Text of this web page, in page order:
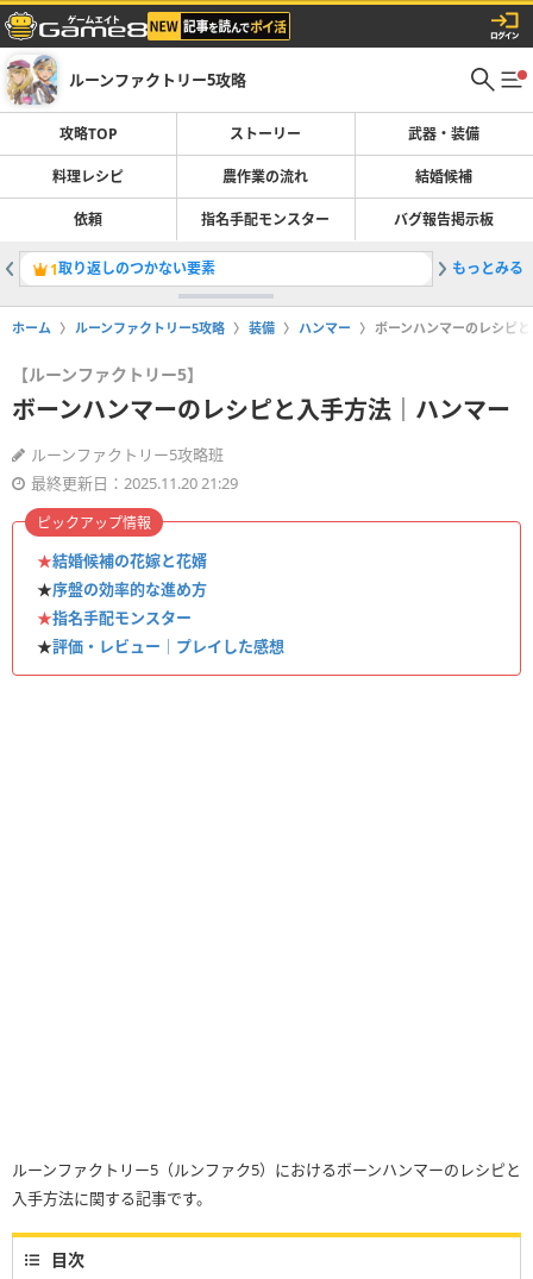
ルーンファクトリー5攻略
攻略TOP ストーリー 武器・装備
料理レシピ 農作業の流れ 結婚候補
依頼 指名手配モンスター バグ報告掲示板
1取り返しのつかない要素 2ルーシ
もっとみる
ホーム ルーンファクトリー5攻略 装備 ハンマー ボーンハンマーのレシピ
【ルーンファクトリー5】
ボーンハンマーのレシピと入手方法｜ハンマー
ルーンファクトリー5攻略班
最終更新日：2025.11.20 21:29
★結婚候補の花嫁と花婿
★序盤の効率的な進め方
★指名手配モンスター
★評価・レビュー｜プレイした感想
ピックアップ情報
ルーンファクトリー5（ルンファク5）におけるボーンハンマーのレシピと
入手方法に関する記事です。
目次